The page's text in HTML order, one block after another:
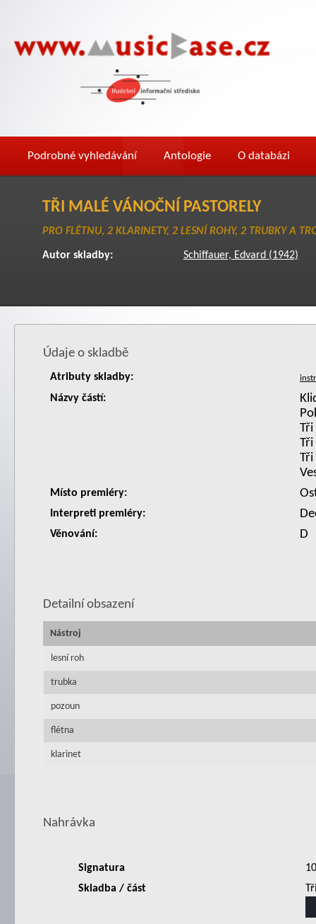
Podrobné vyhledávání Antologie O databázi
TŘI MALÉ VÁNOČNÍ PASTORELY
PRO FLÉTNU, 2 KLARINETY, 2 LESNÍ ROHY, 2 TRUBKY A
Autor skladby: Schiffauer, Edvard (1942)
Údaje o skladbě
Atributy skladby:
Názvy částí:
Místo premiéry:
Interpreti premiéry:
Věnování: D
Detailní obsazení
Nástroj
lesní roh
trubka
pozoun
flétna
klarinet
Nahrávka
Signatura
Skladba / část